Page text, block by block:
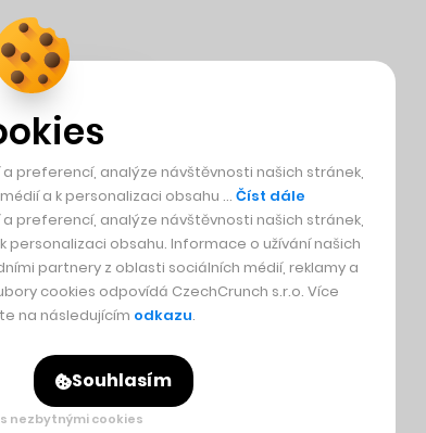
preferencí, analýze návštěvnosti našich stránek,
a k personalizaci obsahu … Číst dále
preferencí, analýze návštěvnosti našich stránek,
personalizaci obsahu. Informace o užívání našich
partnery z oblasti sociálních médií, reklamy a
cookies odpovídá CzechCrunch s.r.o. Více
na následujícím odkazu.
Souhlasím
nezbytnými cookies